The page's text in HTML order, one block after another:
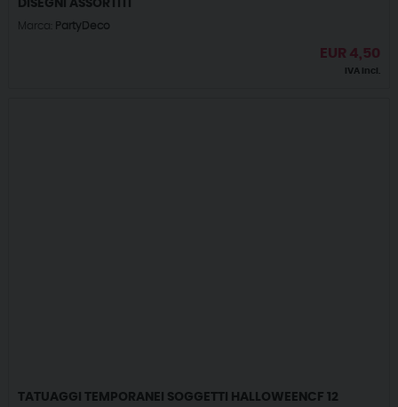
DISEGNI ASSORTITI
Marca: PartyDeco
EUR 4,50
IVA incl.
TATUAGGI TEMPORANEI SOGGETTI HALLOWEENCF 12